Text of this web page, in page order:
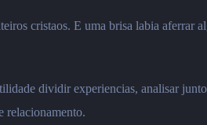
cristaos. E uma brisa labia aferrar
dividir experiencias, analisar
relacionamento.